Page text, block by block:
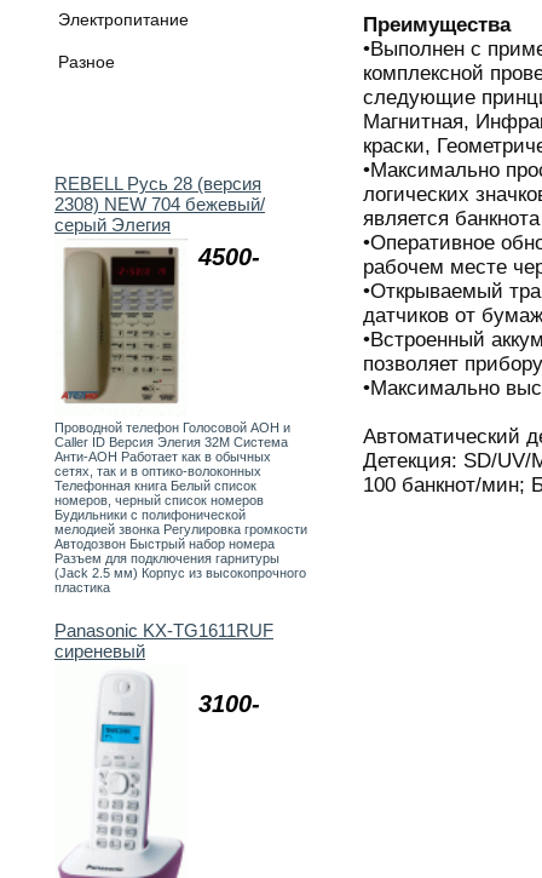
Электропитание
Разное
4500-
REBELL Русь 28 (версия
2308) NEW 704 бежевый/
серый Элегия
Проводной телефон Голосовой АОН и
Caller ID Версия Элегия 32М Система
Анти-АОН Работает как в обычных
сетях, так и в оптико-волоконных
Телефонная книга Белый список
номеров, черный список номеров
Будильники с полифонической
мелодией звонка Регулировка громкости
Автодозвон Быстрый набор номера
Разъем для подключения гарнитуры
(Jack 2.5 мм) Корпус из высокопрочного
пластика
3100-
Panasonic KX-TG1611RUF
сиреневый
Преимущества
•Выполнен с
комплексной
следующие
Магнитная,
краски,
•Максимально
логических
является
•Оперативное
рабочем месте
•Открываемый
датчиков от
•Встроенный
позволяет
•Максимально
Автоматический
Детекция: SD/UV/
100 банкнот/мин;